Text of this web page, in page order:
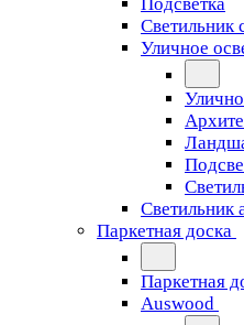
Светильник
Уличное
Светильник
Паркетная доска
Паркетная
Auswood